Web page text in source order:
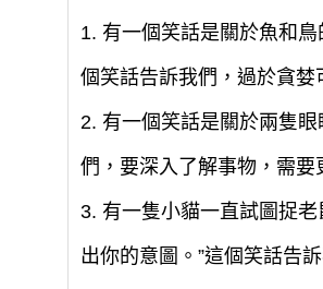
1. 有一個笑話是關於魚和
個笑話告訴我們，過於貪婪
2. 有一個笑話是關於兩隻
們，要深入了解事物，需要
3. 有一隻小貓一直試圖捉
出你的意圖。”這個笑話告